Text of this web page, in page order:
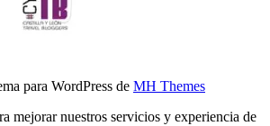
para WordPress de MH Themes
mejorar nuestros servicios y experiencia de